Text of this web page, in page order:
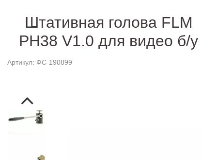
Штативная голова FLM
PH38 V1.0 для видео б/у
Артикул: ФС-190899